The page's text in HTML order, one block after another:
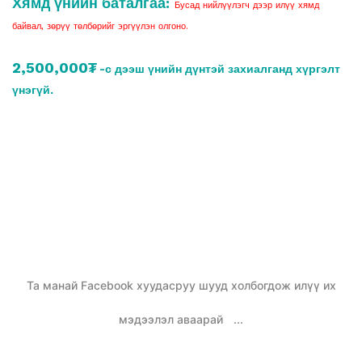
Бусад нийлүүлэгч дээр илүү хямд
байвал, зөрүү төлбөрийг эргүүлэн олгоно.
2,500,000₮ -с дээш үнийн дүнтэй захиалганд хүргэлт
үнэгүй.
Та манай Facebook хуудасруу шууд холбогдож илүү их
мэдээлэл аваарай ...